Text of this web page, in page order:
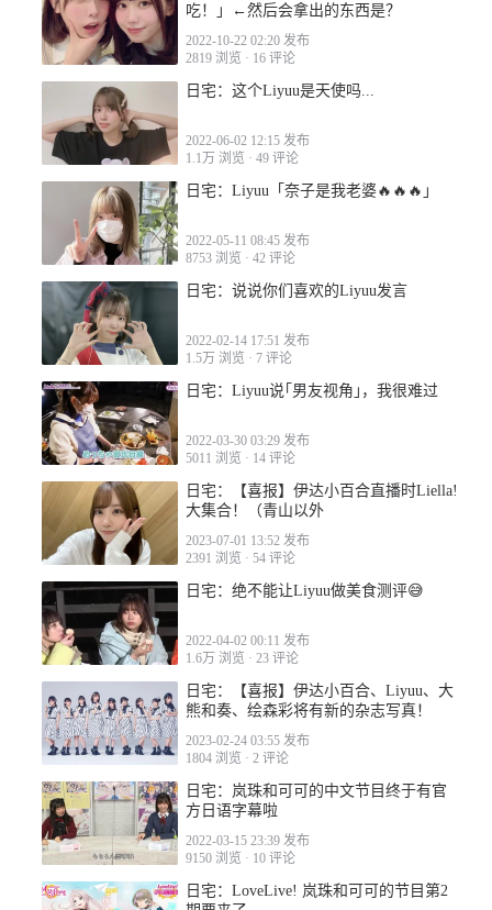
吃！」←然后会拿出的东西是？
2022-10-22 02:20 发布
2819 浏览 · 16 评论
日宅：这个Liyuu是天使吗...
2022-06-02 12:15 发布
1.1万 浏览 · 49 评论
日宅：Liyuu「奈子是我老婆🔥🔥🔥」
2022-05-11 08:45 发布
8753 浏览 · 42 评论
日宅：说说你们喜欢的Liyuu发言
2022-02-14 17:51 发布
1.5万 浏览 · 7 评论
日宅：Liyuu说｢男友视角｣，我很难过
2022-03-30 03:29 发布
5011 浏览 · 14 评论
日宅：【喜报】伊达小百合直播时Liella!
大集合！（青山以外
2023-07-01 13:52 发布
2391 浏览 · 54 评论
日宅：绝不能让Liyuu做美食测评😅
2022-04-02 00:11 发布
1.6万 浏览 · 23 评论
日宅：【喜报】伊达小百合、Liyuu、大
熊和奏、绘森彩将有新的杂志写真！
2023-02-24 03:55 发布
1804 浏览 · 2 评论
日宅：岚珠和可可的中文节目终于有官
方日语字幕啦
2022-03-15 23:39 发布
9150 浏览 · 10 评论
日宅：LoveLive! 岚珠和可可的节目第2